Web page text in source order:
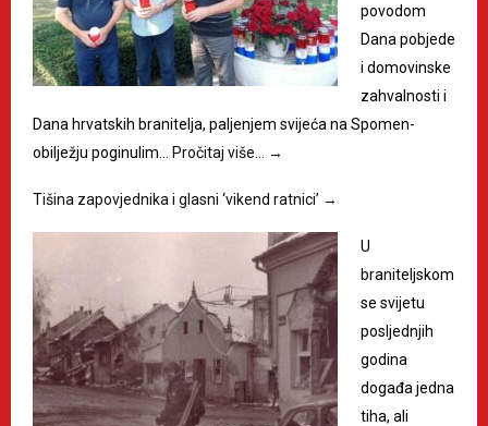
povodom
Dana pobjede
i domovinske
zahvalnosti i
Dana hrvatskih branitelja, paljenjem svijeća na Spomen-
obilježju poginulim…
Pročitaj više… →
Tišina zapovjednika i glasni ‘vikend ratnici’ →
U
braniteljskom
se svijetu
posljednjih
godina
događa jedna
tiha, ali